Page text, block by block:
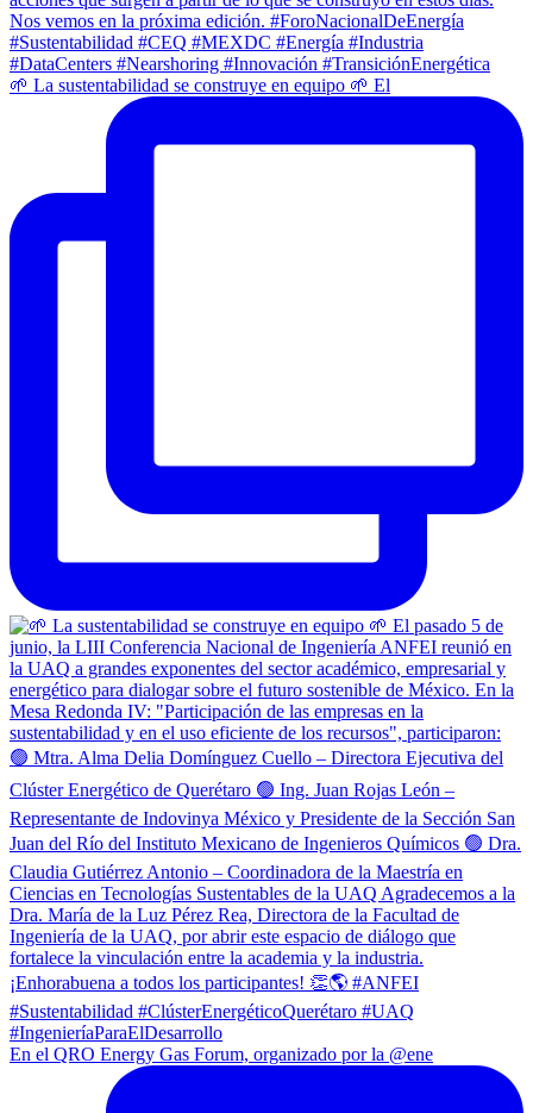
🌱 La sustentabilidad se construye en equipo 🌱 El
En el QRO Energy Gas Forum, organizado por la @ene